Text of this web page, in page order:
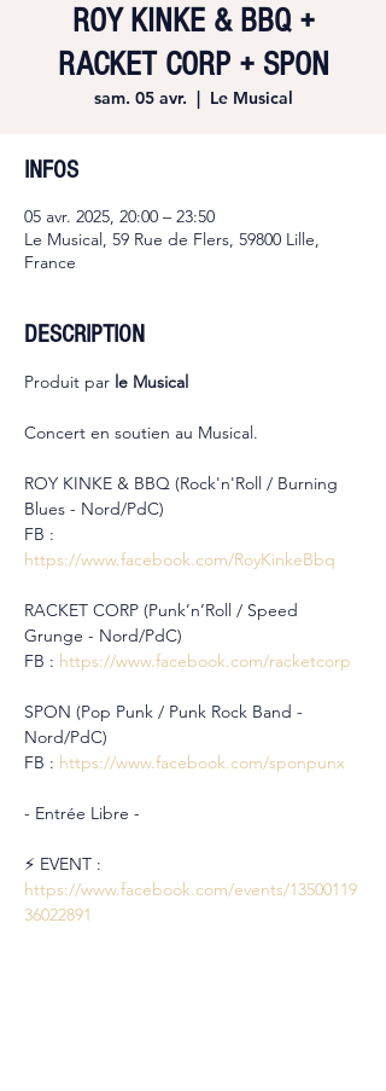
ROY KINKE & BBQ +
RACKET CORP + SPON
sam. 05 avr.
  |
Le Musical
INFOS
05 avr. 2025, 20:00 – 23:50
Le Musical, 59 Rue de Flers, 59800 Lille,
France
DESCRIPTION
Produit par le Musical
Concert en soutien au Musical.
ROY KINKE & BBQ (Rock'n'Roll / Burning
Blues - Nord/PdC)
FB :
https://www.facebook.com/RoyKinkeBbq
RACKET CORP (Punk’n’Roll / Speed
Grunge - Nord/PdC)
FB : https://www.facebook.com/racketcorp
SPON (Pop Punk / Punk Rock Band -
Nord/PdC)
FB : https://www.facebook.com/sponpunx
- Entrée Libre -
⚡️ EVENT :
https://www.facebook.com/events/13500119
36022891